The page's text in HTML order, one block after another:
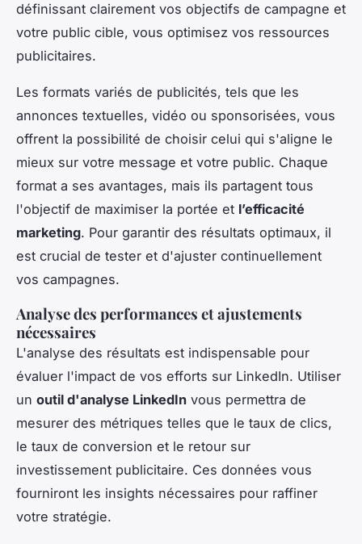
définissant clairement vos objectifs de campagne et
votre public cible, vous optimisez vos ressources
publicitaires.
Les formats variés de publicités, tels que les
annonces textuelles, vidéo ou sponsorisées, vous
offrent la possibilité de choisir celui qui s'aligne le
mieux sur votre message et votre public. Chaque
format a ses avantages, mais ils partagent tous
l'objectif de maximiser la portée et l’efficacité
marketing. Pour garantir des résultats optimaux, il
est crucial de tester et d'ajuster continuellement
vos campagnes.
Analyse des performances et ajustements
nécessaires
L'analyse des résultats est indispensable pour
évaluer l'impact de vos efforts sur LinkedIn. Utiliser
un outil d'analyse LinkedIn vous permettra de
mesurer des métriques telles que le taux de clics,
le taux de conversion et le retour sur
investissement publicitaire. Ces données vous
fourniront les insights nécessaires pour raffiner
votre stratégie.